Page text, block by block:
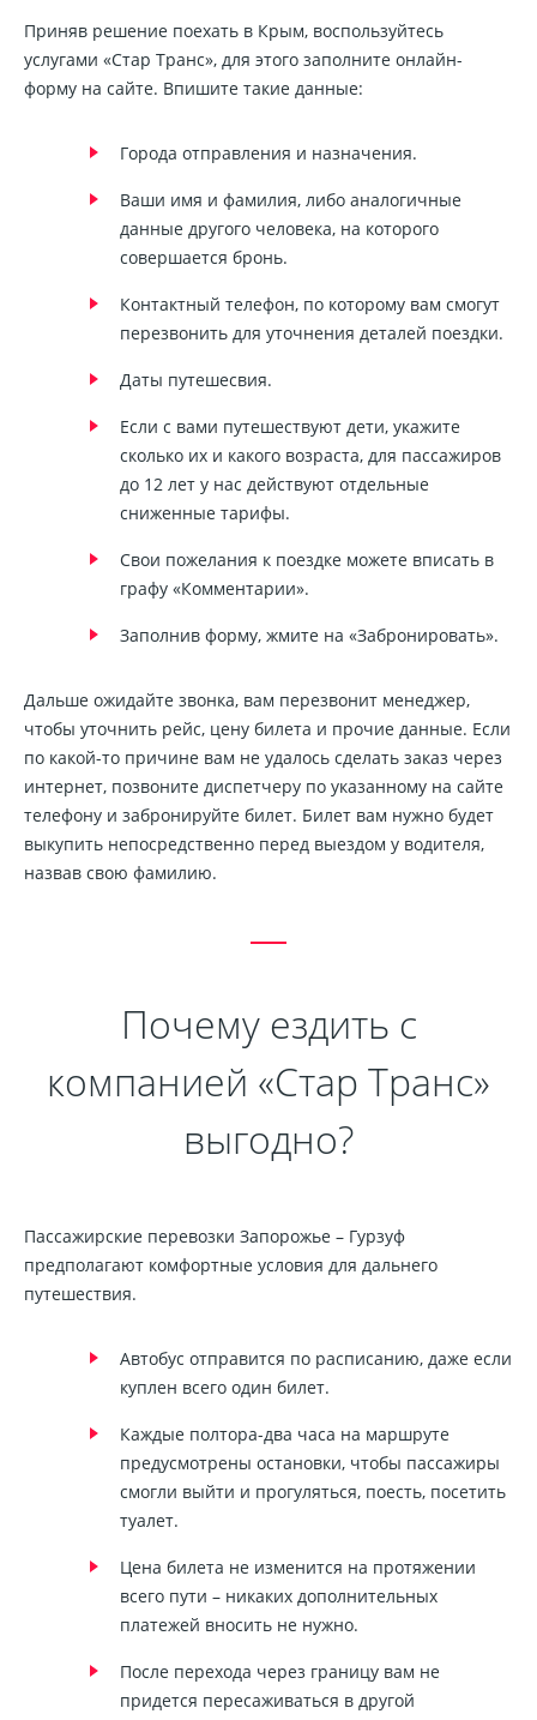
Приняв решение поехать в Крым, воспользуйтесь
услугами «Стар Транс», для этого заполните онлайн-
форму на сайте. Впишите такие данные:
Города отправления и назначения.
Ваши имя и фамилия, либо аналогичные
данные другого человека, на которого
совершается бронь.
Контактный телефон, по которому вам смогут
перезвонить для уточнения деталей поездки.
Даты путешесвия.
Если с вами путешествуют дети, укажите
сколько их и какого возраста, для пассажиров
до 12 лет у нас действуют отдельные
сниженные тарифы.
Свои пожелания к поездке можете вписать в
графу «Комментарии».
Заполнив форму, жмите на «Забронировать».
Дальше ожидайте звонка, вам перезвонит менеджер,
чтобы уточнить рейс, цену билета и прочие данные. Если
по какой-то причине вам не удалось сделать заказ через
интернет, позвоните диспетчеру по указанному на сайте
телефону и забронируйте билет. Билет вам нужно будет
выкупить непосредственно перед выездом у водителя,
назвав свою фамилию.
Почему ездить с
компанией «Стар Транс»
выгодно?
Пассажирские перевозки Запорожье – Гурзуф
предполагают комфортные условия для дальнего
путешествия.
Автобус отправится по расписанию, даже если
куплен всего один билет.
Каждые полтора-два часа на маршруте
предусмотрены остановки, чтобы пассажиры
смогли выйти и прогуляться, поесть, посетить
туалет.
Цена билета не изменится на протяжении
всего пути – никаких дополнительных
платежей вносить не нужно.
После перехода через границу вам не
придется пересаживаться в другой